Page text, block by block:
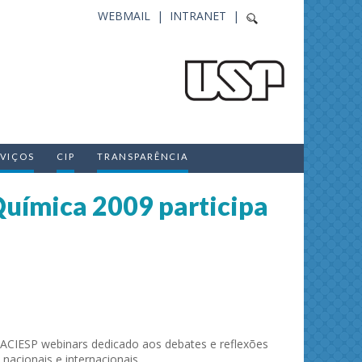
INTRANET |
WEBMAIL |
CIP TRANSPARÊNCIA
2009 participa
webinars dedicado aos debates e reflexões